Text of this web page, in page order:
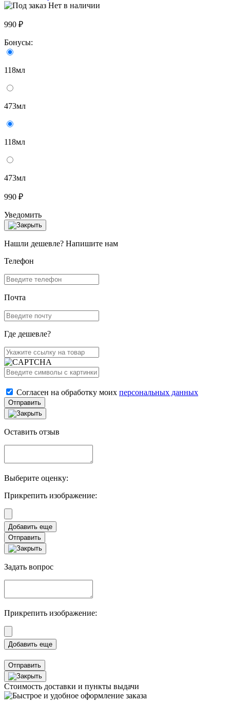
Нет в наличии
990 ₽
Бонусы:
118мл
473мл
118мл
473мл
990 ₽
Уведомить
Нашли дешевле? Напишите нам
Телефон
Почта
Где дешевле?
Согласен на обработку моих персональных данных
Отправить
Оставить отзыв
Выберите оценку:
Прикрепить изображение:
Отправить
Задать вопрос
Прикрепить изображение:
Отправить
Стоимость доставки и пункты выдачи